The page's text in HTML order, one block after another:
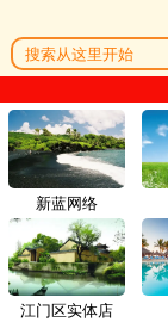
新蓝网络
江门区实体店